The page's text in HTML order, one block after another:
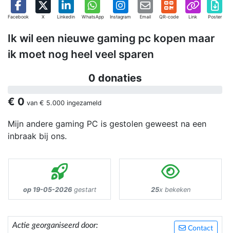
Facebook X Linkedin WhatsApp Instagram Email QR-code Link Poster
Ik wil een nieuwe gaming pc kopen maar
ik moet nog heel veel sparen
0 donaties
€ 0 van € 5.000 ingezameld
Mijn andere gaming PC is gestolen geweest na een
inbraak bij ons.
op 19-05-2026gestart 25x bekeken
Contact
Actie georganiseerd door: